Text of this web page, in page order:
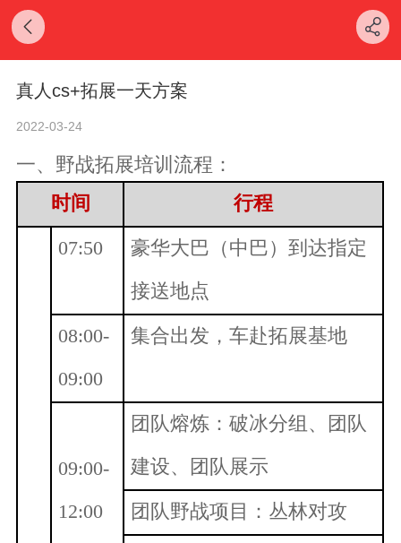
真人cs+拓展一天方案
2022-03-24
一、野战拓展培训流程：
时间
行程
07:50
豪华大巴（中巴）到达指定
接送地点
08:00-
09:00
集合出发，车赴拓展基地
09:00-
12:00
团队熔炼：破冰分组、团队
建设、团队展示
团队野战项目：丛林对攻